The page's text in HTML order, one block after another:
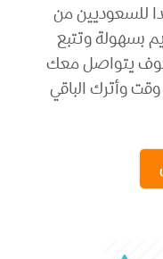
للسعوديين من
بسهولة وتتبع
يتواصل معك
وأترك الباقي